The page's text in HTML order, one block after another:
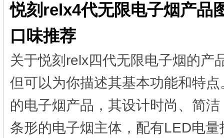
悦刻relx4代无限电子烟产品
口味推荐
关于悦刻relx四代无限电子烟的产
但可以为你描述其基本功能和特
的电子烟产品，其设计时尚、简
条形的电子烟主体，配有LED电